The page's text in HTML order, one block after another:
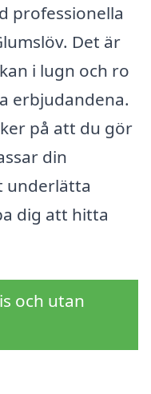
professionella
Det är
i lugn och ro
erbjudandena.
på att du gör
din
underlätta
dig att hitta
och utan